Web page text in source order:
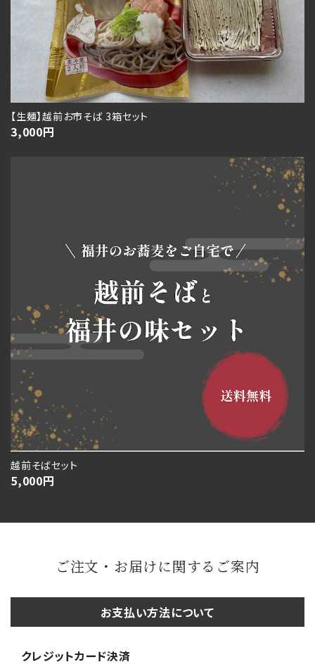
【生麺】越前お市そば 3箱セット
3,000円
越前そばセット
5,000円
ご注文・お届けに関するご案内
お支払い方法について
クレジットカード決済